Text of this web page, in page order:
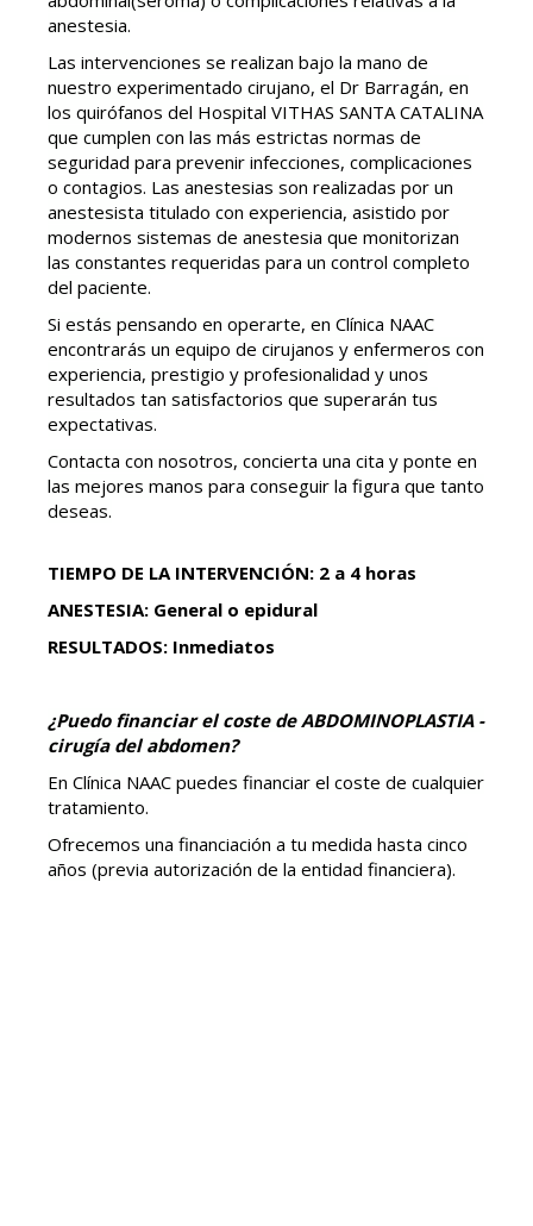
anestesia.
Las intervenciones se realizan bajo la mano de
nuestro experimentado cirujano, el Dr Barragán, en
los quirófanos del Hospital VITHAS SANTA CATALINA
que cumplen con las más estrictas normas de
seguridad para prevenir infecciones, complicaciones
o contagios. Las anestesias son realizadas por un
anestesista titulado con experiencia, asistido por
modernos sistemas de anestesia que monitorizan
las constantes requeridas para un control completo
del paciente.
Si estás pensando en operarte, en Clínica NAAC
encontrarás un equipo de cirujanos y enfermeros con
experiencia, prestigio y profesionalidad y unos
resultados tan satisfactorios que superarán tus
expectativas.
Contacta con nosotros, concierta una cita y ponte en
las mejores manos para conseguir la figura que tanto
deseas.
TIEMPO DE LA INTERVENCIÓN: 2 a 4 horas
ANESTESIA: General o epidural
RESULTADOS: Inmediatos
¿Puedo financiar el coste de ABDOMINOPLASTIA -
cirugía del abdomen?
En Clínica NAAC puedes financiar el coste de cualquier
tratamiento.
Ofrecemos una financiación a tu medida hasta cinco
años (previa autorización de la entidad financiera).